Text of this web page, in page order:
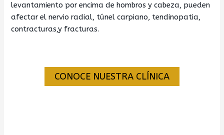
levantamiento por encima de hombros y cabeza, pueden
afectar el nervio radial, túnel carpiano, tendinopatia,
contracturas,y fracturas.
CONOCE NUESTRA CLÍNICA